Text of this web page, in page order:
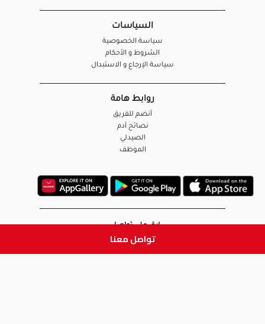
تواصل معنا
السياسات
سياسة الخصوصية
الشروط و الأحكام
سياسة الإرجاع و الاستبدال
روابط هامة
أنضم للفريق
نصائح آدم
الصيدلي
الموظف
ابق على تواصل